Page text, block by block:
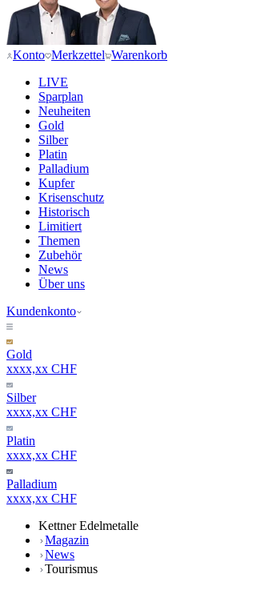
Konto Merkzettel Warenkorb
LIVE
Sparplan
Neuheiten
Gold
Silber
Platin
Palladium
Kupfer
Krisenschutz
Historisch
Limitiert
Themen
Zubehör
News
Über uns
Kundenkonto
Gold
xxxx,xx CHF
Silber
xxxx,xx CHF
Platin
xxxx,xx CHF
Palladium
xxxx,xx CHF
Kettner Edelmetalle
Magazin
News
Tourismus